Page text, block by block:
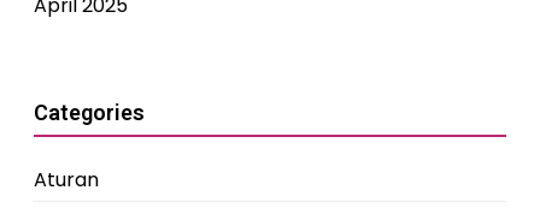
Categories
Aturan